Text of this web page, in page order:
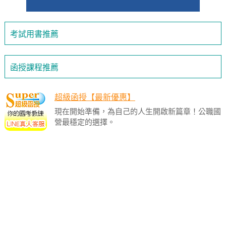
考試用書推薦
函授課程推薦
超級函授【最新優惠】
現在開始準備，為自己的人生開啟新篇章！公職國
營最穩定的選擇。